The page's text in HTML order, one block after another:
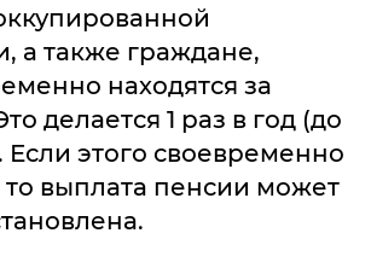
а также граждане,
находятся за
делается 1 раз в год (до
Если этого своевременно
то выплата пенсии может